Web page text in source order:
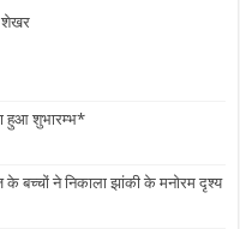
शेखर
हुआ शुभारम्भ*
बच्चों ने निकाला झांकी के मनोरम दृश्य